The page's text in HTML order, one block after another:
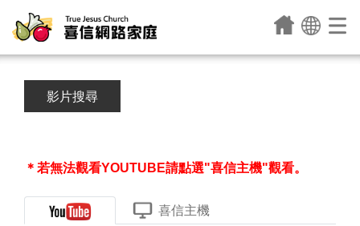
影片搜尋
＊若無法觀看YOUTUBE請點選"喜信主機"觀看。
喜信主機